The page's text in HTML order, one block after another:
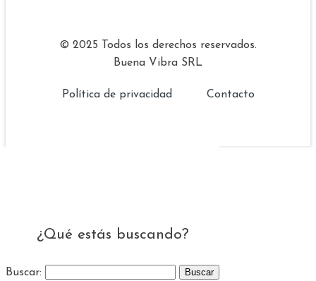
© 2025 Todos los derechos reservados.
Buena Vibra SRL
Política de privacidad Contacto
¿Qué estás buscando?
Buscar: